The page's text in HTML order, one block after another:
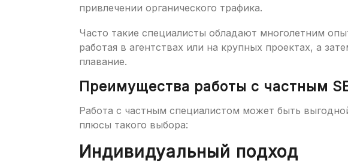
привлечении органического трафика.
Часто такие специалисты обладают многолетним
работая в агентствах или на крупных проектах, а
плавание.
Преимущества работы с частным
Работа с частным специалистом может быть
плюсы такого выбора:
Индивидуальный подход